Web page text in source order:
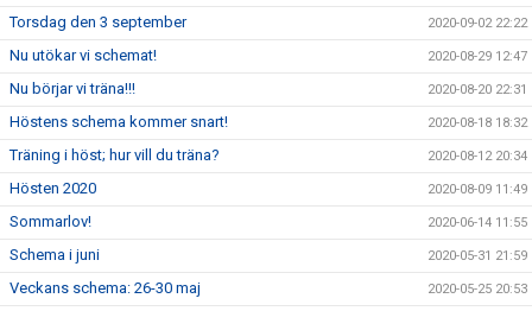
Torsdag den 3 september 2020-09-02 22:22
Nu utökar vi schemat! 2020-08-29 12:47
Nu börjar vi träna!!! 2020-08-20 22:31
Höstens schema kommer snart! 2020-08-18 18:32
Träning i höst; hur vill du träna? 2020-08-12 20:34
Hösten 2020 2020-08-09 11:49
Sommarlov! 2020-06-14 11:55
Schema i juni 2020-05-31 21:59
Veckans schema: 26-30 maj 2020-05-25 20:53